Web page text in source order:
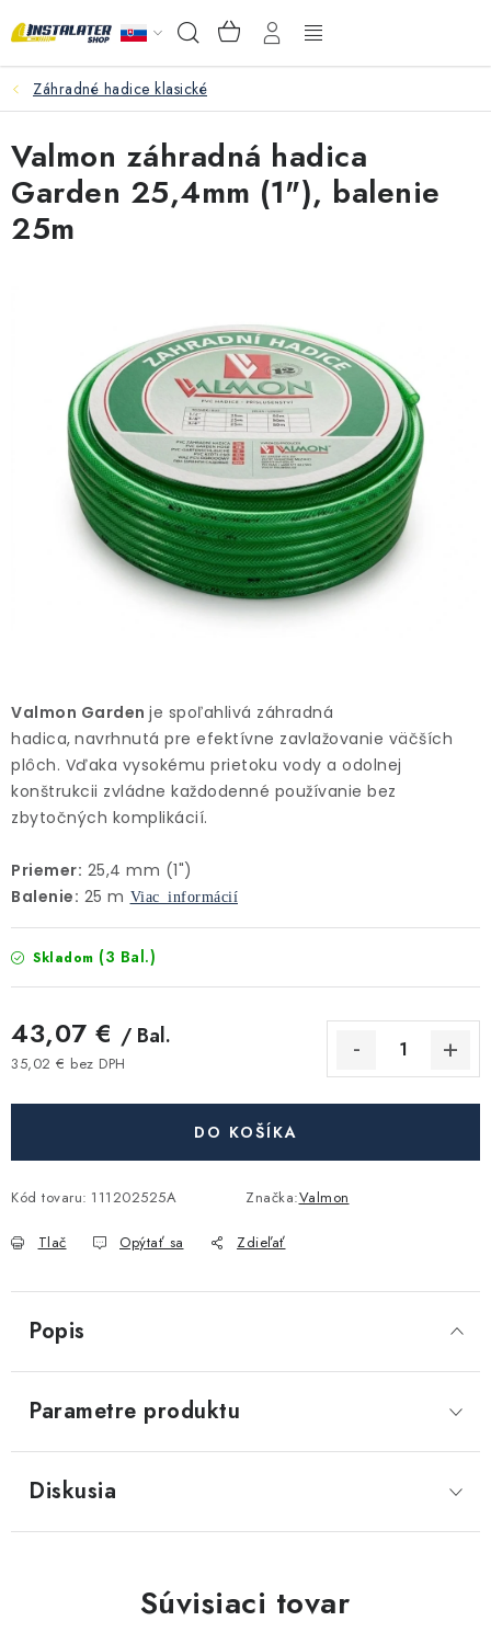
na
Hľadať NÁKUPNÝ
KOŠÍK
Podlahové kúrenie
Ventily a armatúry
Meranie a regulácia
Kúrenie a chladenie
Komíny a dymovody
Záhrada a závlaha
Vetranie a rekuperácia
Kúpeľňa a sanita
Spojovací materiál
Akcie, Zľavy
VEĽKOOBCHOD
AKO VYBRAŤ?
PREDAJŇA - RAKOVÁ
Kontakty Poštovné a doprava
Obchodné podmienky
Podmienky ochrany osobných údajov
Obchodné podmienky požičovne náradia
Moja objednávka
Záhradné hadice klasické
Valmon Garden je spoľahlivá záhradná
hadica, navrhnutá pre efektívne zavlažovanie väčších
plôch. Vďaka vysokému prietoku vody a odolnej
konštrukcii zvládne každodenné používanie bez
zbytočných komplikácií.
Priemer: 25,4 mm (1")
Balenie: 25 m Viac informácií
Skladom (3 Bal.)
43,07 € / Bal.
35,02 € bez DPH
DO KOŠÍKA
Kód tovaru: 111202525A Značka:Valmon
Tlač Opýtať sa Zdieľať
Valmon záhradná hadica
Garden 25,4mm (1"), balenie
25m
Popis
Parametre produktu
Diskusia
Súvisiaci tovar